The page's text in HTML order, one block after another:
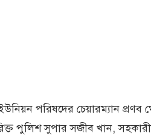
পরিষদের চেয়ারম্যান প্রণব
পুলিশ সুপার সজীব খান,